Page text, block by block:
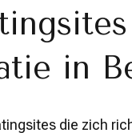
in
die zich